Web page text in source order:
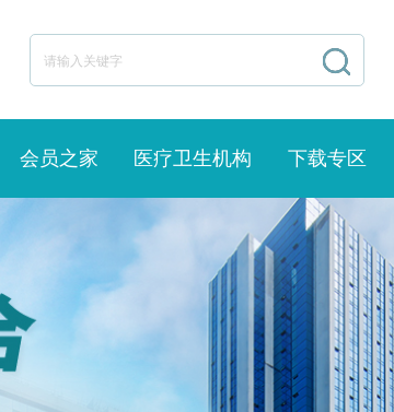
会员之家 医疗卫生机构 下载专区